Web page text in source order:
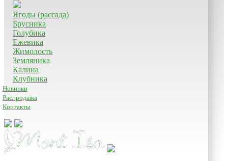
Ягоды (рассада)
Брусника
Голубика
Ежевика
Жимолость
Земляника
Калина
Клубника
Новинки
Распродажа
Контакты